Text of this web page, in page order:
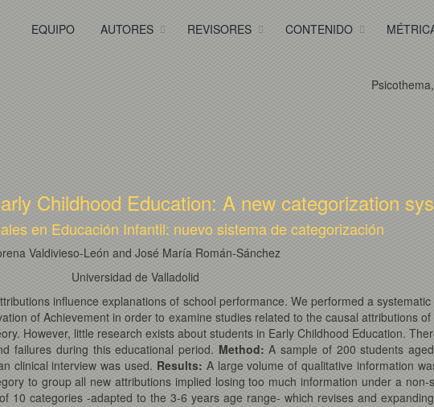
EQUIPO AUTORES REVISORES CONTENIDO
Childhood Education: A new categorization
en Educación Infantil: nuevo sistema de categorización
Valdivieso-León and José María Román-Sánchez
Universidad de Valladolid
influence explanations of school performance. We performed a
of Achievement in order to examine studies related to the causal attributions
However, little research exists about students in Early Childhood Education.
failures during this educational period. Method:A sample of 200 students
clinical interview was used. Results: A large volume of qualitative information
to group all new attributions implied losing too much information under a
10 categories -adapted to the 3-6 years age range- which revises and